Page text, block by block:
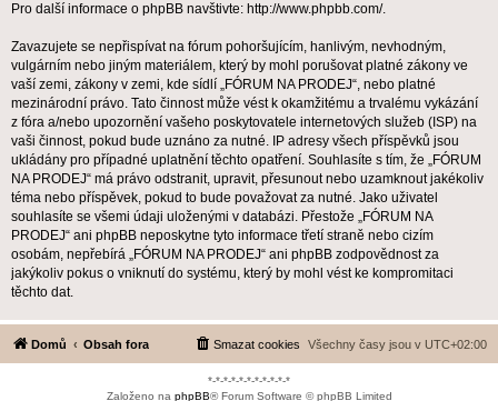
Pro další informace o phpBB navštivte: http://www.phpbb.com/.
Zavazujete se nepřispívat na fórum pohoršujícím, hanlivým, nevhodným,
vulgárním nebo jiným materiálem, který by mohl porušovat platné zákony ve
vaší zemi, zákony v zemi, kde sídlí „FÓRUM NA PRODEJ“, nebo platné
mezinárodní právo. Tato činnost může vést k okamžitému a trvalému vykázání
z fóra a/nebo upozornění vašeho poskytovatele internetových služeb (ISP) na
vaši činnost, pokud bude uznáno za nutné. IP adresy všech příspěvků jsou
ukládány pro případné uplatnění těchto opatření. Souhlasíte s tím, že „FÓRUM
NA PRODEJ“ má právo odstranit, upravit, přesunout nebo uzamknout jakékoliv
téma nebo příspěvek, pokud to bude považovat za nutné. Jako uživatel
souhlasíte se všemi údaji uloženými v databázi. Přestože „FÓRUM NA
PRODEJ“ ani phpBB neposkytne tyto informace třetí straně nebo cizím
osobám, nepřebírá „FÓRUM NA PRODEJ“ ani phpBB zodpovědnost za
jakýkoliv pokus o vniknutí do systému, který by mohl vést ke kompromitaci
těchto dat.
Domů Obsah fora Všechny časy jsou v UTC+02:00
Smazat cookies
*-*-*-*-*-*-*-*-*-*-*
Založeno na phpBB® Forum Software © phpBB Limited